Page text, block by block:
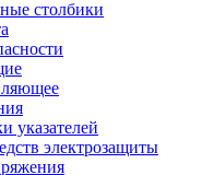
столбики
указателей
электрозащиты